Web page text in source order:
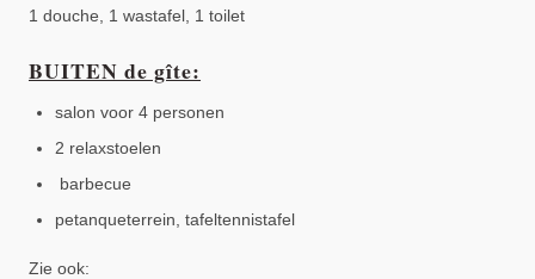
1 douche, 1 wastafel, 1 toilet
BUITEN de gîte:
salon voor 4 personen
2 relaxstoelen
barbecue
petanqueterrein, tafeltennistafel
Zie ook: